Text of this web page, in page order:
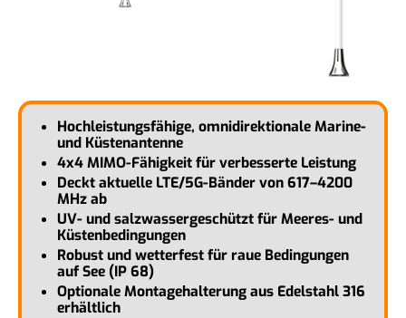
Hochleistungsfähige, omnidirektionale Marine-
und Küstenantenne
4x4 MIMO-Fähigkeit für verbesserte Leistung
Deckt aktuelle LTE/5G-Bänder von 617–4200
MHz ab
UV- und salzwassergeschützt für Meeres- und
Küstenbedingungen
Robust und wetterfest für raue Bedingungen
auf See (IP 68)
Optionale Montagehalterung aus Edelstahl 316
erhältlich